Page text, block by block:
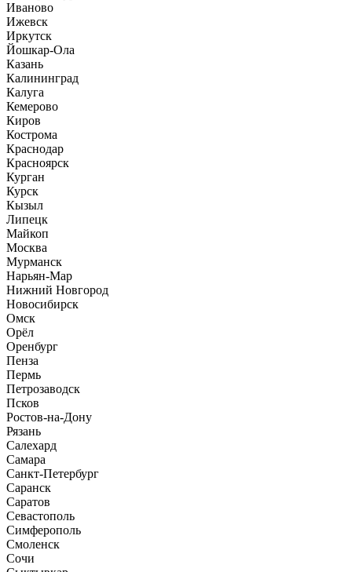
Иваново
Ижевск
Иркутск
Йошкар-Ола
Казань
Калининград
Калуга
Кемерово
Киров
Кострома
Краснодар
Красноярск
Курган
Курск
Кызыл
Липецк
Майкоп
Москва
Мурманск
Нарьян-Мар
Нижний Новгород
Новосибирск
Омск
Орёл
Оренбург
Пенза
Пермь
Петрозаводск
Псков
Ростов-на-Дону
Рязань
Салехард
Самара
Санкт-Петербург
Саранск
Саратов
Севастополь
Симферополь
Смоленск
Сочи